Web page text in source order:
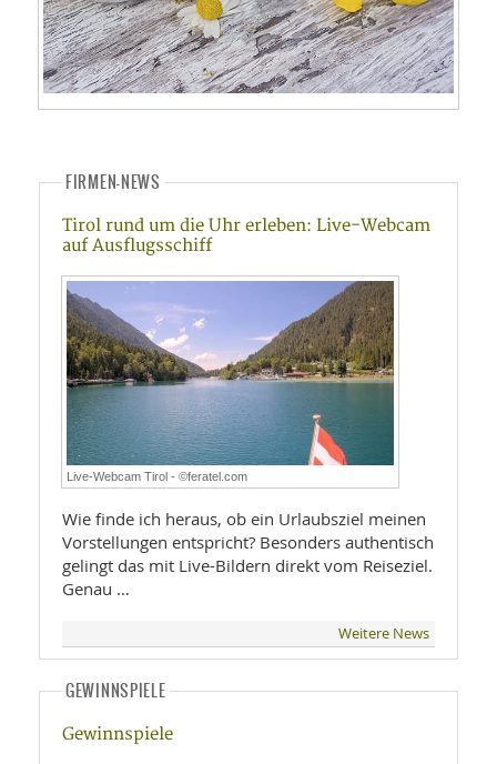
FIRMEN-NEWS
Tirol rund um die Uhr erleben: Live-Webcam
auf Ausflugsschiff
Live-Webcam Tirol - ©feratel.com
Wie finde ich heraus, ob ein Urlaubsziel meinen
Vorstellungen entspricht? Besonders authentisch
gelingt das mit Live-Bildern direkt vom Reiseziel.
Genau …
Weitere News
GEWINNSPIELE
Gewinnspiele